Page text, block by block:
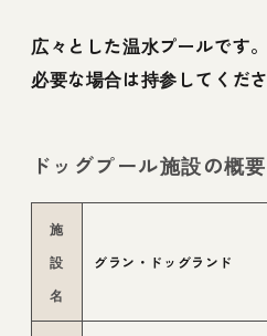
広々とした温水プールです
必要な場合は持参してくださ
ドッグプール施設の概要
施
設
名
グラン・ドッグランド